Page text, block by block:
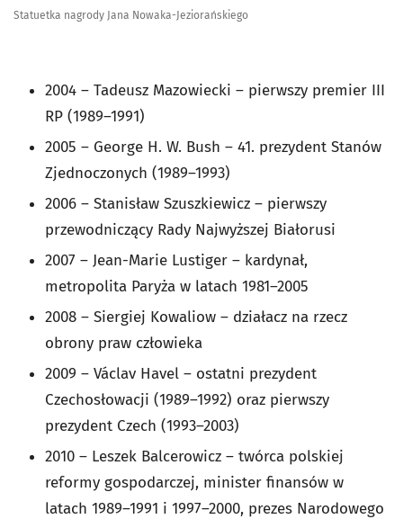
Statuetka nagrody Jana Nowaka-Jeziorańskiego
2004 – Tadeusz Mazowiecki – pierwszy premier III
RP (1989–1991)
2005 – George H. W. Bush – 41. prezydent Stanów
Zjednoczonych (1989–1993)
2006 – Stanisław Szuszkiewicz – pierwszy
przewodniczący Rady Najwyższej Białorusi
2007 – Jean-Marie Lustiger – kardynał,
metropolita Paryża w latach 1981–2005
2008 – Siergiej Kowaliow – działacz na rzecz
obrony praw człowieka
2009 – Václav Havel – ostatni prezydent
Czechosłowacji (1989–1992) oraz pierwszy
prezydent Czech (1993–2003)
2010 – Leszek Balcerowicz – twórca polskiej
reformy gospodarczej, minister finansów w
latach 1989–1991 i 1997–2000, prezes Narodowego